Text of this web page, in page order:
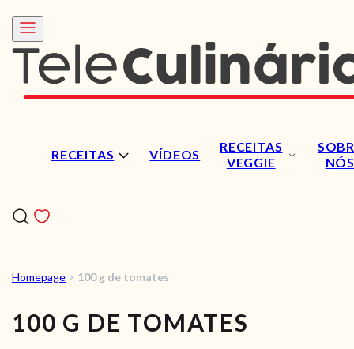
RECEITAS VÍDEOS
RECEITAS
VEGGIE
NÓS
RECEITAS
VÍDEOS
Homepage > 100 g de tomates
100 G DE TOMATES